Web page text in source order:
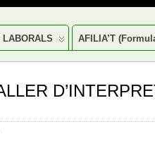
LABORALS AFILIA’T